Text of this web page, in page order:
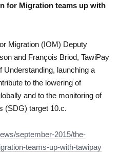
for Migration teams up with
Migration (IOM) Deputy
and François Briod, TawiPay
launching a
to the lowering of
and to the monitoring of
(SDG) target 10.c.
september-2015/the-
teams-up-with-tawipay